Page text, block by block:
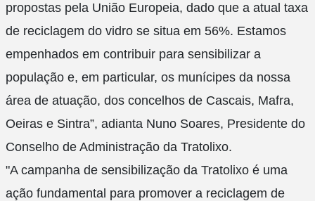
propostas pela União Europeia, dado que a atual taxa
de reciclagem do vidro se situa em 56%. Estamos
empenhados em contribuir para sensibilizar a
população e, em particular, os munícipes da nossa
área de atuação, dos concelhos de Cascais, Mafra,
Oeiras e Sintra”, adianta Nuno Soares, Presidente do
Conselho de Administração da Tratolixo.
"A campanha de sensibilização da Tratolixo é uma
ação fundamental para promover a reciclagem de